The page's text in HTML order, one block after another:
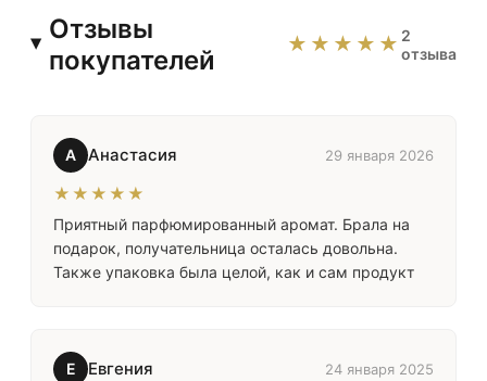
Отзывы
покупателей
★★★★★ 2
отзыва
А Анастасия 29 января 2026
★★★★★
Приятный парфюмированный аромат. Брала на
подарок, получательница осталась довольна.
Также упаковка была целой, как и сам продукт
Е Евгения 24 января 2025